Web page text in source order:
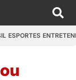
ESPORTES